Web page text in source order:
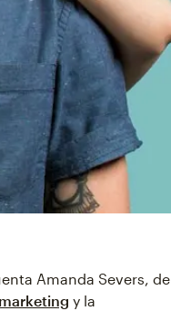
Amanda Severs, de
y la